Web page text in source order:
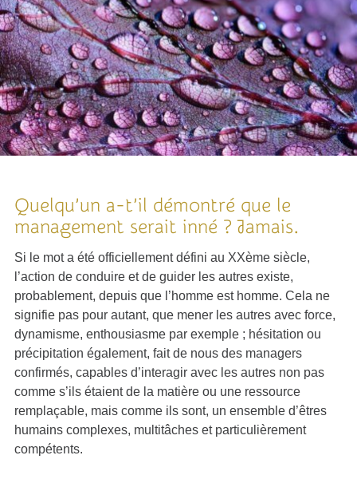
Quelqu’un a-t’il démontré que le
management serait inné ? Jamais.
Si le mot a été officiellement défini au XXème siècle,
l’action de conduire et de guider les autres existe,
probablement, depuis que l’homme est homme. Cela ne
signifie pas pour autant, que mener les autres avec force,
dynamisme, enthousiasme par exemple ; hésitation ou
précipitation également, fait de nous des managers
confirmés, capables d’interagir avec les autres non pas
comme s’ils étaient de la matière ou une ressource
remplaçable, mais comme ils sont, un ensemble d’êtres
humains complexes, multitâches et particulièrement
compétents.